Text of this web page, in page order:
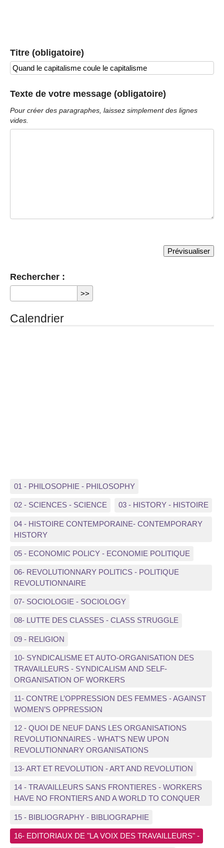
Titre (obligatoire)
Texte de votre message (obligatoire)
Pour créer des paragraphes, laissez simplement des lignes
vides.
Rechercher :
Calendrier
01 - PHILOSOPHIE - PHILOSOPHY
02 - SCIENCES - SCIENCE 03 - HISTORY - HISTOIRE
04 - HISTOIRE CONTEMPORAINE- CONTEMPORARY
HISTORY
05 - ECONOMIC POLICY - ECONOMIE POLITIQUE
06- REVOLUTIONNARY POLITICS - POLITIQUE
REVOLUTIONNAIRE
07- SOCIOLOGIE - SOCIOLOGY
08- LUTTE DES CLASSES - CLASS STRUGGLE
09 - RELIGION
10- SYNDICALISME ET AUTO-ORGANISATION DES
TRAVAILLEURS - SYNDICALISM AND SELF-
ORGANISATION OF WORKERS
11- CONTRE L’OPPRESSION DES FEMMES - AGAINST
WOMEN’S OPPRESSION
12 - QUOI DE NEUF DANS LES ORGANISATIONS
REVOLUTIONNAIRES - WHAT’S NEW UPON
REVOLUTIONNARY ORGANISATIONS
13- ART ET REVOLUTION - ART AND REVOLUTION
14 - TRAVAILLEURS SANS FRONTIERES - WORKERS
HAVE NO FRONTIERS AND A WORLD TO CONQUER
15 - BIBLIOGRAPHY - BIBLIOGRAPHIE
16- EDITORIAUX DE "LA VOIX DES TRAVAILLEURS" -